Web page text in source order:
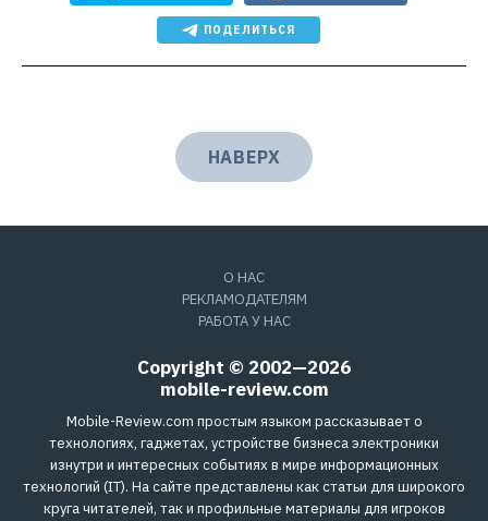
ПОДЕЛИТЬСЯ
НАВЕРХ
О НАС
РЕКЛАМОДАТЕЛЯМ
РАБОТА У НАС
Copyright © 2002—2026
mobile-review.com
Mobile-Review.com простым языком рассказывает о
технологиях, гаджетах, устройстве бизнеса электроники
изнутри и интересных событиях в мире информационных
технологий (IT). На сайте представлены как статьи для широкого
круга читателей, так и профильные материалы для игроков